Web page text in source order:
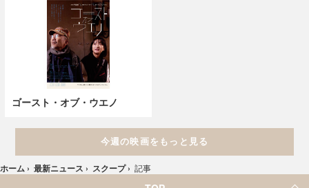
ゴースト・オブ・ウエノ
今週の映画をもっと見る
ホーム › 最新ニュース › スクープ › 記事